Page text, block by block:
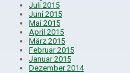
Juli 2015
Juni 2015
Mai 2015
April 2015
März 2015
Februar 2015
Januar 2015
Dezember 2014